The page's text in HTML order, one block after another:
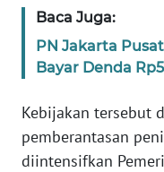
Baca Juga:
PN Jakarta
Bayar Denda
Kebijakan tersebut
pemberantasan
diintensifkan
TENTANG
KAMI
PEDOMAN
MEDIA
SIBER